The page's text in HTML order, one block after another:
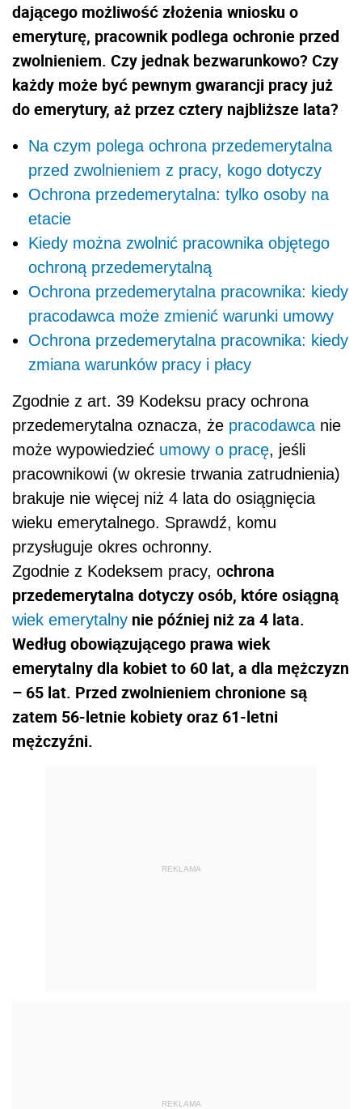
dającego możliwość złożenia wniosku o
emeryturę, pracownik podlega ochronie przed
zwolnieniem. Czy jednak bezwarunkowo? Czy
każdy może być pewnym gwarancji pracy już
do emerytury, aż przez cztery najbliższe lata?
Na czym polega ochrona przedemerytalna
przed zwolnieniem z pracy, kogo dotyczy
Ochrona przedemerytalna: tylko osoby na
etacie
Kiedy można zwolnić pracownika objętego
ochroną przedemerytalną
Ochrona przedemerytalna pracownika: kiedy
pracodawca może zmienić warunki umowy
Ochrona przedemerytalna pracownika: kiedy
zmiana warunków pracy i płacy
Zgodnie z art. 39 Kodeksu pracy ochrona
przedemerytalna oznacza, że pracodawcanie
może wypowiedzieć umowy o pracę, jeśli
pracownikowi (w okresie trwania zatrudnienia)
brakuje nie więcej niż 4 lata do osiągnięcia
wieku emerytalnego. Sprawdź, komu
przysługuje okres ochronny.
Zgodnie z Kodeksem pracy, ochrona
przedemerytalna dotyczy osób, które osiągną
wiek emerytalny nie później niż za 4 lata.
Według obowiązującego prawa wiek
emerytalny dla kobiet to 60 lat, a dla mężczyzn
– 65 lat. Przed zwolnieniem chronione są
zatem 56-letnie kobiety oraz 61-letni
mężczyźni.
REKLAMA
REKLAMA